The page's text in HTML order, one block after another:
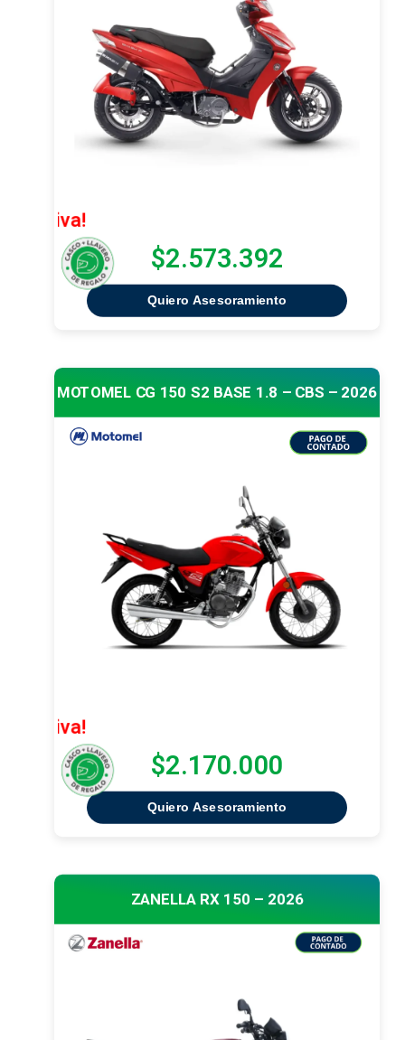
$2.573.392
Quiero Asesoramiento
MOTOMEL CG 150 S2 BASE 1.8 – CBS – 2026
$2.170.000
Quiero Asesoramiento
ZANELLA RX 150 – 2026